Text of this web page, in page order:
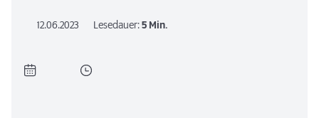
12.06.2023 Lesedauer:5 Min.